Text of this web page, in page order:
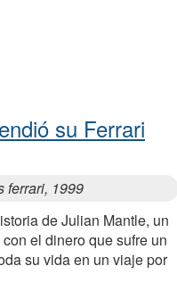
su Ferrari
ferrari, 1999
de Julian Mantle, un
el dinero que sufre un
su vida en un viaje por